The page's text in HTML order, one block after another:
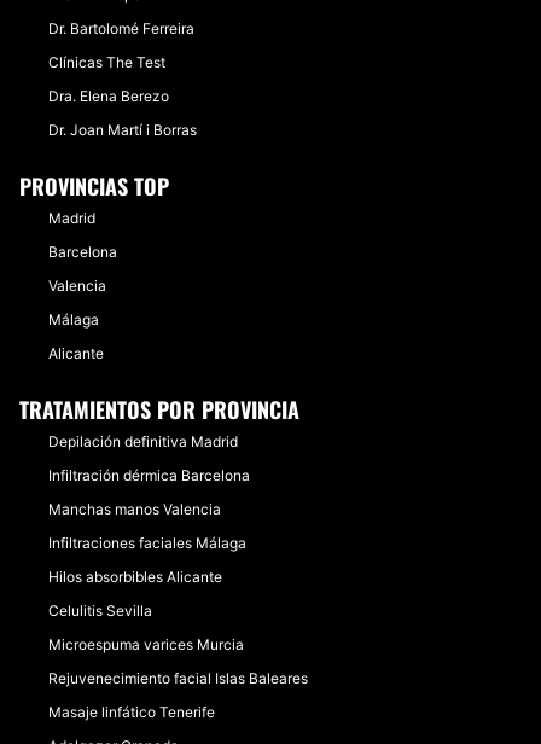
Dr. Bartolomé Ferreira
Clínicas The Test
Dra. Elena Berezo
Dr. Joan Martí i Borras
PROVINCIAS TOP
Madrid
Barcelona
Valencia
Málaga
Alicante
TRATAMIENTOS POR PROVINCIA
Depilación definitiva Madrid
Infiltración dérmica Barcelona
Manchas manos Valencia
Infiltraciones faciales Málaga
Hilos absorbibles Alicante
Celulitis Sevilla
Microespuma varices Murcia
Rejuvenecimiento facial Islas Baleares
Masaje linfático Tenerife